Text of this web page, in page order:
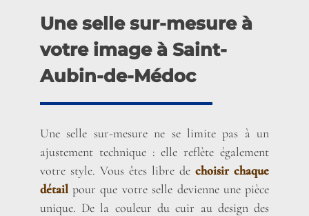
Une selle sur-mesure à
votre image à Saint-
Aubin-de-Médoc
Une selle sur-mesure ne se limite pas à un
ajustement technique : elle reflète également
votre style. Vous êtes libre dechoisir chaque
détailpour que votre selle devienne une pièce
unique. De la couleur du cuir au design des